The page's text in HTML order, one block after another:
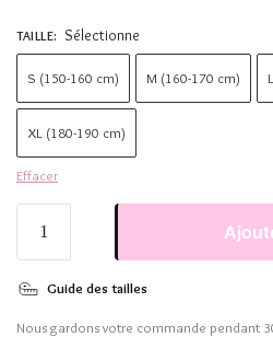
TAILLE: Sélectionne
S (150-160 cm) M (160-170 cm)
XL (180-190 cm)
Effacer
Guide des tailles
Nous gardons votre commande pendant